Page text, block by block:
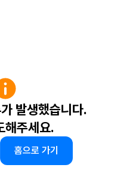
발생했습니다.
해주세요.
홈으로 가기